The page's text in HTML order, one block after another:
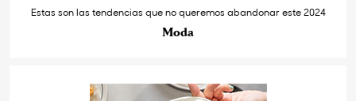
Estas son las tendencias que no queremos abandonar este 2024
Moda